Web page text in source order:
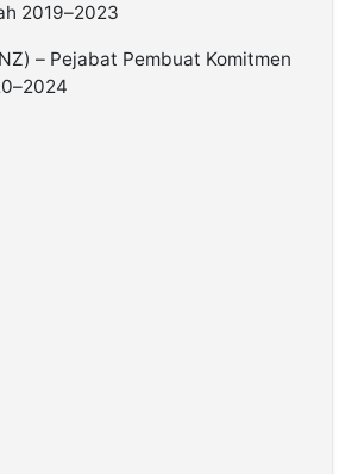
2019–2023
– Pejabat Pembuat Komitmen